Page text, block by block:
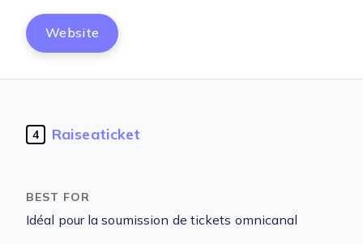
Website
4 Raiseaticket
Idéal pour la soumission de tickets omnicanal